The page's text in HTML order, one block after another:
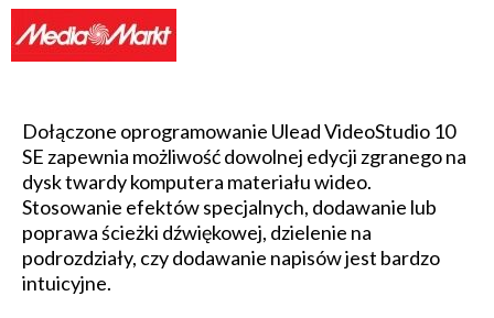
Dołączone oprogramowanie Ulead VideoStudio 10
SE zapewnia możliwość dowolnej edycji zgranego na
dysk twardy komputera materiału wideo.
Stosowanie efektów specjalnych, dodawanie lub
poprawa ścieżki dźwiękowej, dzielenie na
podrozdziały, czy dodawanie napisów jest bardzo
intuicyjne.